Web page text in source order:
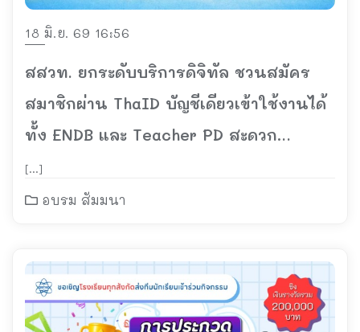
18 มิ.ย. 69 16:56
สสวท. ยกระดับบริการดิจิทัล ชวนสมัคร
สมาชิกผ่าน ThaID บัญชีเดียวเข้าใช้งานได้
ทั้ง ENDB และ Teacher PD สะดวก
ปลอดภัยกว่าเดิม
[…]
อบรม สัมมนา